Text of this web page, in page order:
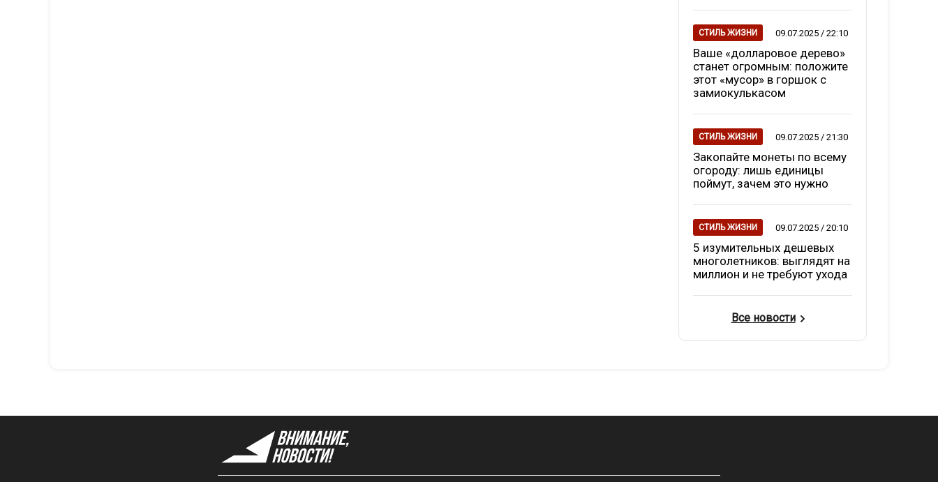
СТИЛЬ ЖИЗНИ 09.07.2025 / 22:10
Ваше «долларовое дерево»
станет огромным: положите
этот «мусор» в горшок с
замиокулькасом
СТИЛЬ ЖИЗНИ 09.07.2025 / 21:30
Закопайте монеты по всему
огороду: лишь единицы
поймут, зачем это нужно
СТИЛЬ ЖИЗНИ 09.07.2025 / 20:10
5 изумительных дешевых
многолетников: выглядят на
миллион и не требуют ухода
Все новости